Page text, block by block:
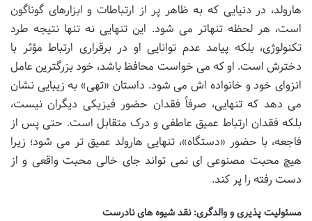
هارولد، در دنیایی که به ظاهر پر از ارتباطات و ابزارهای گوناگون
است، هر لحظه تنهاتر می شود. این تنهایی نه تنها نتیجه طرد
تکنولوژی، بلکه پیامد عدم توانایی او در برقراری ارتباط مؤثر با
دخترش است. او که می خواست محافظ باشد، خود بزرگترین عامل
انزوای خود و خانواده اش می شود. داستان «تهی» به زیبایی نشان
می دهد که تنهایی، صرفاً فقدان حضور فیزیکی دیگران نیست،
بلکه فقدان ارتباط عمیق عاطفی و درک متقابل است. حتی پس از
فاجعه، با حضور «دستگاه»، تنهایی هارولد عمیق تر می شود؛ زیرا
هیچ محبت مصنوعی ای نمی تواند جای خالی محبت واقعی و از
دست رفته را پر کند.
مسئولیت پذیری و والدگری: نقد شیوه های نادرست